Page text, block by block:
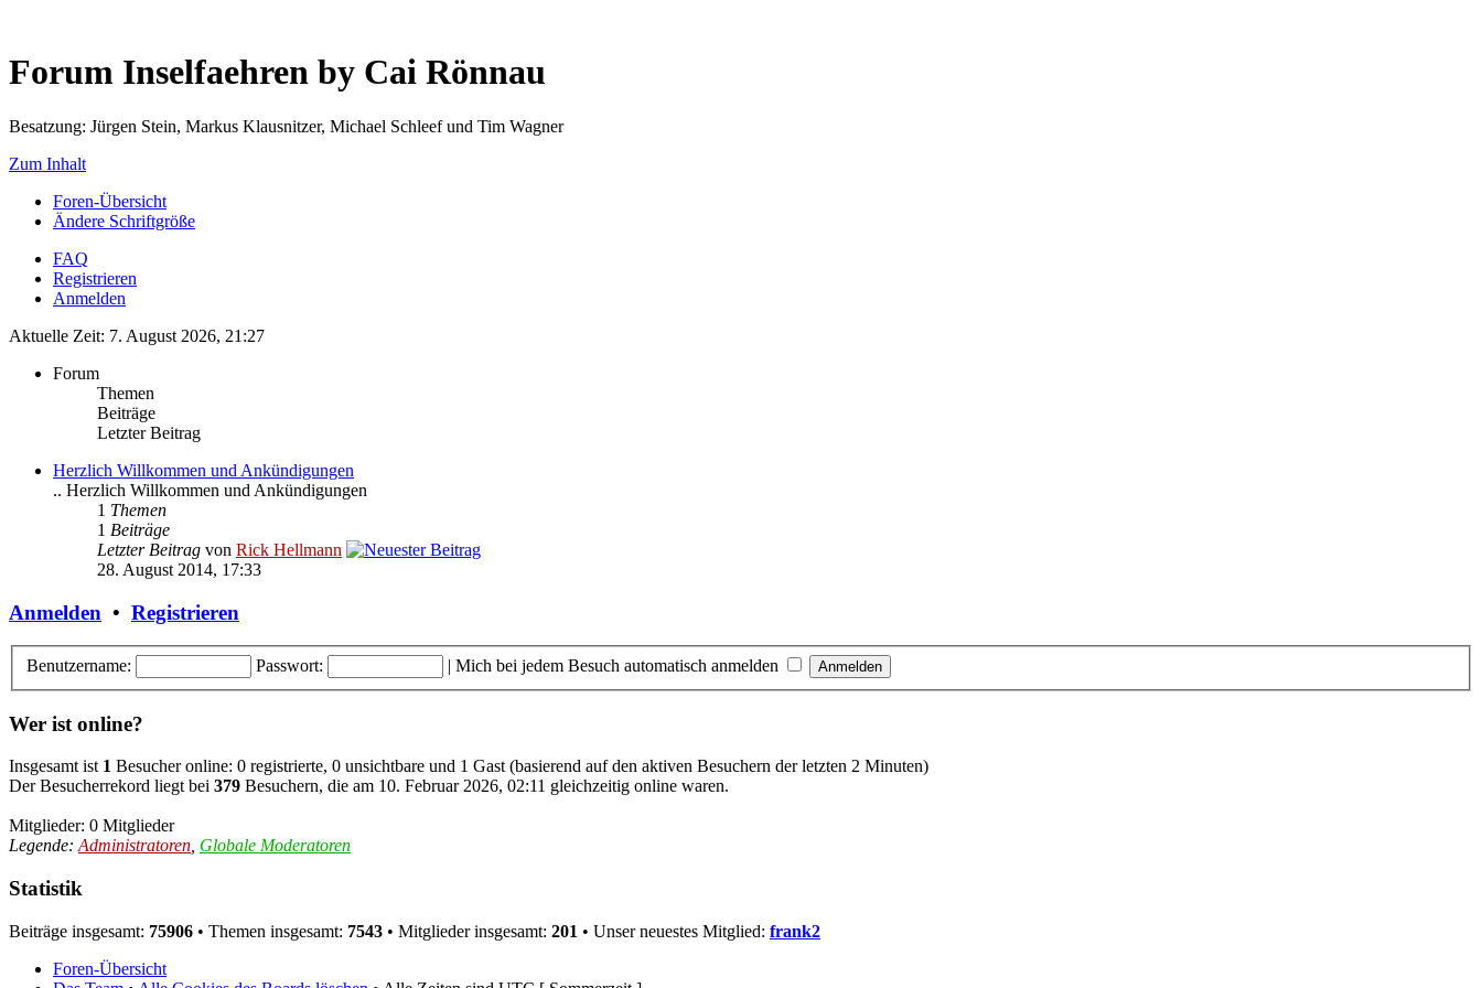
Forum Inselfaehren by Cai Rönnau
Besatzung: Jürgen Stein, Markus Klausnitzer, Michael Schleef und Tim Wagner
Zum Inhalt
Foren-Übersicht
Ändere Schriftgröße
FAQ
Registrieren
Anmelden
Aktuelle Zeit: 7. August 2026, 21:27
Forum
Themen
Beiträge
Letzter Beitrag
Herzlich Willkommen und Ankündigungen
.. Herzlich Willkommen und Ankündigungen
1 Themen
1 Beiträge
Letzter Beitrag von Rick Hellmann
28. August 2014, 17:33
Anmelden • Registrieren
Benutzername: Passwort: | Mich bei jedem Besuch automatisch anmelden
Wer ist online?
Insgesamt ist 1 Besucher online: 0 registrierte, 0 unsichtbare und 1 Gast (basierend auf den aktiven Besuchern der letzten 2 Minuten)
Der Besucherrekord liegt bei 379 Besuchern, die am 10. Februar 2026, 02:11 gleichzeitig online waren.
Mitglieder: 0 Mitglieder
Legende: Administratoren Globale Moderatoren
Statistik
Beiträge insgesamt: 75906 • Themen insgesamt: 7543 • Mitglieder insgesamt: 201 • Unser neuestes Mitglied: frank2
Foren-Übersicht